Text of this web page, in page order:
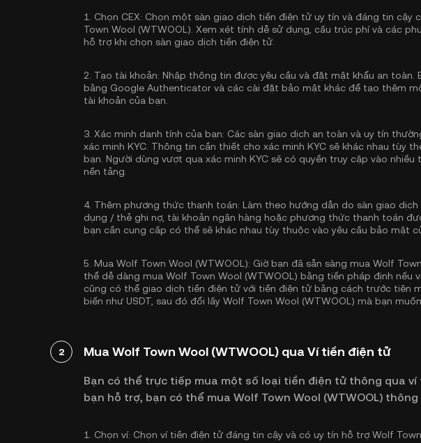
1. Chọn CEX: Chọn một sàn giao dịch tiền điện tử uy tín và đáng tin cậy
Town Wool (WTWOOL). Xem xét tính dễ sử dụng, cấu trúc phí và các
hỗ trợ khi chọn sàn giao dịch tiền điện tử.
2. Tạo tài khoản: Nhập thông tin được yêu cầu và đặt mật khẩu an toàn.
bằng Google Authenticator và các cài đặt bảo mật khác để tạo thêm
tài khoản của bạn.
3. Xác minh danh tính của bạn: Các sàn giao dịch an toàn và uy tín
xác minh KYC . Thông tin cần thiết cho xác minh KYC sẽ khác nhau tùy
bạn. Người dùng vượt qua xác minh KYC sẽ có quyền truy cập vào nhiều
nền tảng.
4. Thêm phương thức thanh toán: Làm theo hướng dẫn do sàn giao
dụng / thẻ ghi nợ, tài khoản ngân hàng hoặc phương thức thanh toán
bạn cần cung cấp có thể sẽ khác nhau tùy thuộc vào yêu cầu bảo mật
5. Mua Wolf Town Wool (WTWOOL): Giờ bạn đã sẵn sàng mua Wolf
thể dễ dàng mua Wolf Town Wool (WTWOOL) bằng tiền pháp định nếu
cũng có thể giao dịch tiền điện tử với tiền điện tử bằng cách trước tiên
biến như USDT , sau đó đổi lấy Wolf Town Wool (WTWOOL) mà bạn muốn.
2 Mua Wolf Town Wool (WTWOOL) qua Ví tiền điện tử
Bạn có thể trực tiếp mua một số loại tiền điện tử thông qua ví
bạn hỗ trợ, bạn có thể mua Wolf Town Wool (WTWOOL)
1. Chọn ví: Chọn ví tiền điện tử đáng tin cậy và có uy tín hỗ trợ Wolf Town